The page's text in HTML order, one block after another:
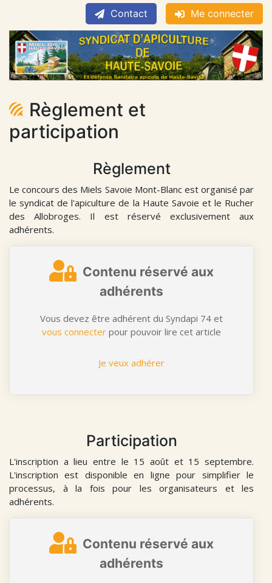
Contact Me connecter
Règlement et
participation
Règlement
Le concours des Miels Savoie Mont-Blanc est organisé par
le syndicat de l'apiculture de la Haute Savoie et le Rucher
des Allobroges. Il est réservé exclusivement aux
adhérents.
Contenu réservé aux
adhérents
Vous devez être adhérent du Syndapi 74 et
vous connecter pour pouvoir lire cet article
Je veux adhérer
Participation
L'inscription a lieu entre le 15 août et 15 septembre.
L'inscription est disponible en ligne pour simplifier le
processus, à la fois pour les organisateurs et les
adhérents.
Contenu réservé aux
adhérents